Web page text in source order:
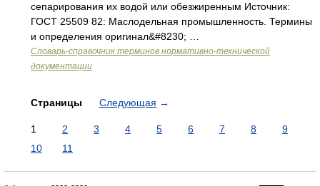
сепарирования их водой или обезжиренным Источник:
ГОСТ 25509 82: Маслодельная промышленность. Термины
и определения оригинал&#8230; …
Словарь-справочник терминов нормативно-технической
документации
Страницы Следующая →
1 2 3 4 5 6 7 8
9
10
11